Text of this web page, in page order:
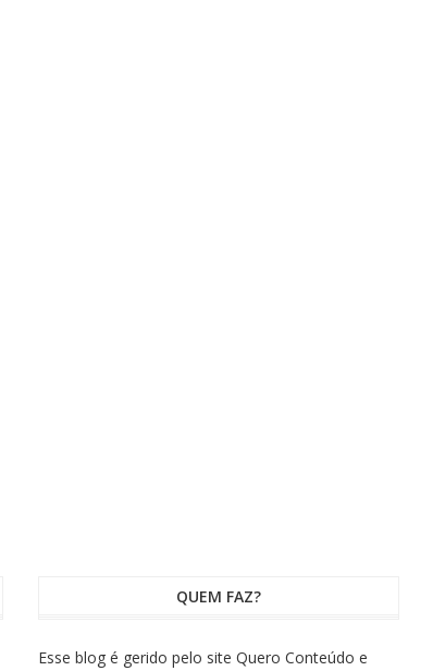
QUEM FAZ?
Esse blog é gerido pelo site Quero Conteúdo e